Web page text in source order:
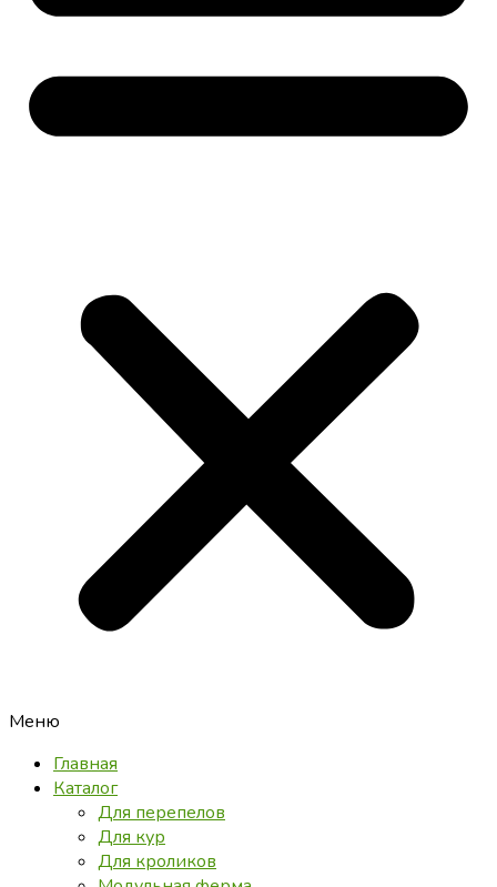
Меню
Главная
Каталог
Для перепелов
Для кур
Для кроликов